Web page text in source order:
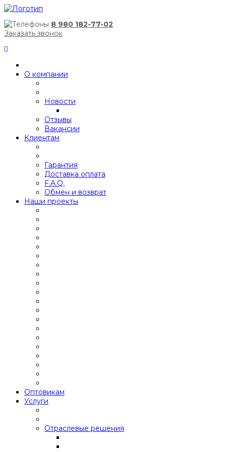
8 980 182-77-02
Заказать звонок
О компании
Новости
Отзывы
Вакансии
Клиентам
Гарантия
Доставка оплата
F.A.Q.
Обмен и возврат
Наши проекты
Оптовикам
Услуги
Отраслевые решения